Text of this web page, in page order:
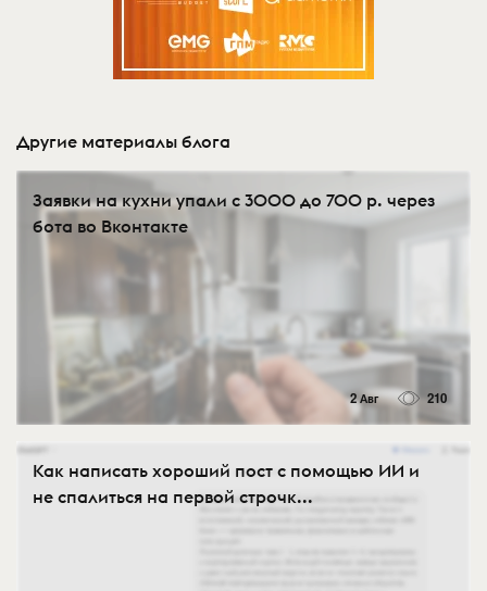
Другие материалы блога
Заявки на кухни упали с 3000 до 700 р. через
бота во Вконтакте
2 Авг 210
Как написать хороший пост с помощью ИИ и
не спалиться на первой строчк...